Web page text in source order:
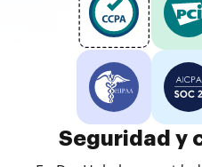
Seguridad y